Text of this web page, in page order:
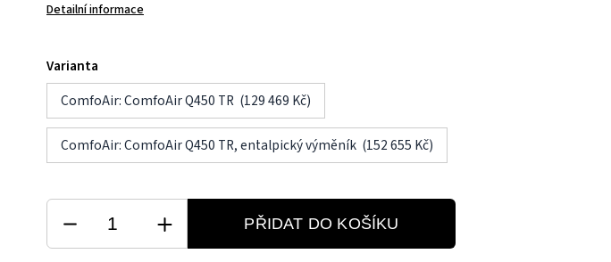
Detailní informace
Varianta
ComfoAir: ComfoAir Q450 TR (129 469 Kč)
ComfoAir: ComfoAir Q450 TR, entalpický výměník (152 655 Kč)
PŘIDAT DO KOŠÍKU